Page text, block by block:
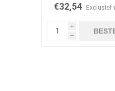
€32,54 Exclusief
i
h